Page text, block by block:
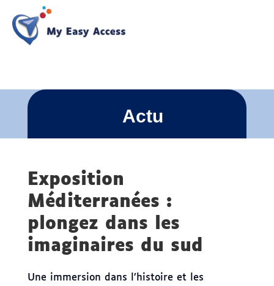
Actu
Exposition
Méditerranées :
plongez dans les
imaginaires du sud
Une immersion dans l’histoire et les